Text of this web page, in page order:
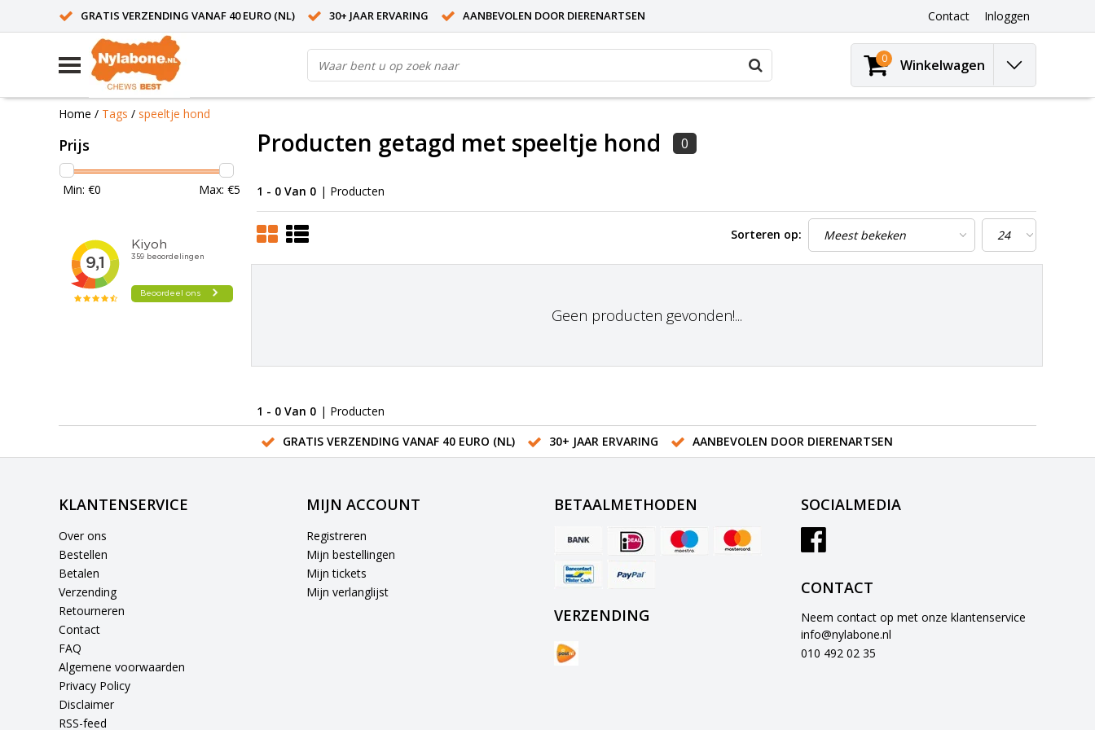
GRATIS VERZENDING VANAF 40 EURO (NL) 30+ JAAR ERVARING AANBEVOLEN DOOR DIERENARTSEN Contact Inloggen
0 Winkelwagen
Home / Tags / speeltje hond
Prijs
Min: €0 Max: €5
Producten getagd met speeltje hond 0
1 - 0 Van 0 | Producten
Sorteren op:
Geen producten gevonden!...
1 - 0 Van 0 | Producten
GRATIS VERZENDING VANAF 40 EURO (NL)
30+ JAAR ERVARING AANBEVOLEN DOOR DIERENARTSEN
KLANTENSERVICE
Over ons
Bestellen
Betalen
Verzending
Retourneren
Contact
FAQ
Algemene voorwaarden
Privacy Policy
Disclaimer
RSS-feed
MIJN ACCOUNT
Registreren
Mijn bestellingen
Mijn tickets
Mijn verlanglijst
BETAALMETHODEN
VERZENDING
SOCIALMEDIA
CONTACT
Neem contact op met onze klantenservice
info@nylabone.nl
010 492 02 35